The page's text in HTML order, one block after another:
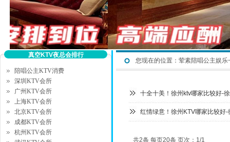
您现在的位置： 荤素陪唱公主娱乐
十全十美！徐州ktv哪家比较好-
红情绿意！徐州KTV哪家比较好
共2条 每页20条 页次：1/1
真空KTV夜总会排行
陪唱公主KTV消费
深圳KTV会所
广州KTV会所
上海KTV会所
北京KTV会所
成都KTV会所
杭州KTV会所